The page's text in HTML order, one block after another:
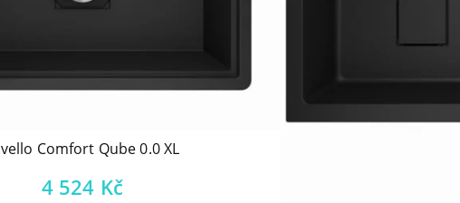
Comfort Qube 0.0 XL
4 524 Kč